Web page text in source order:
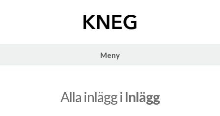
Meny
Alla inlägg i Inlägg